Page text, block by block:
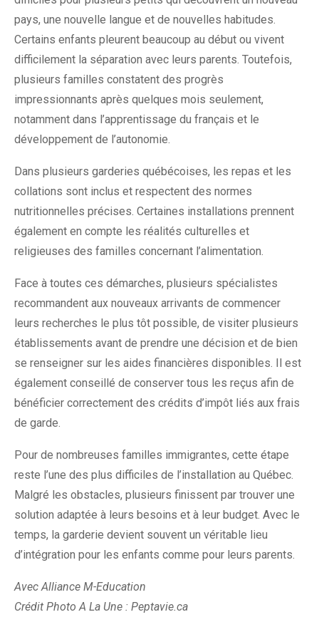
pays, une nouvelle langue et de nouvelles habitudes.
Certains enfants pleurent beaucoup au début ou vivent
difficilement la séparation avec leurs parents. Toutefois,
plusieurs familles constatent des progrès
impressionnants après quelques mois seulement,
notamment dans l’apprentissage du français et le
développement de l’autonomie.
Dans plusieurs garderies québécoises, les repas et les
collations sont inclus et respectent des normes
nutritionnelles précises. Certaines installations prennent
également en compte les réalités culturelles et
religieuses des familles concernant l’alimentation.
Face à toutes ces démarches, plusieurs spécialistes
recommandent aux nouveaux arrivants de commencer
leurs recherches le plus tôt possible, de visiter plusieurs
établissements avant de prendre une décision et de bien
se renseigner sur les aides financières disponibles. Il est
également conseillé de conserver tous les reçus afin de
bénéficier correctement des crédits d’impôt liés aux frais
de garde.
Pour de nombreuses familles immigrantes, cette étape
reste l’une des plus difficiles de l’installation au Québec.
Malgré les obstacles, plusieurs finissent par trouver une
solution adaptée à leurs besoins et à leur budget. Avec le
temps, la garderie devient souvent un véritable lieu
d’intégration pour les enfants comme pour leurs parents.
Avec Alliance M-Education
Crédit Photo A La Une : Peptavie.ca